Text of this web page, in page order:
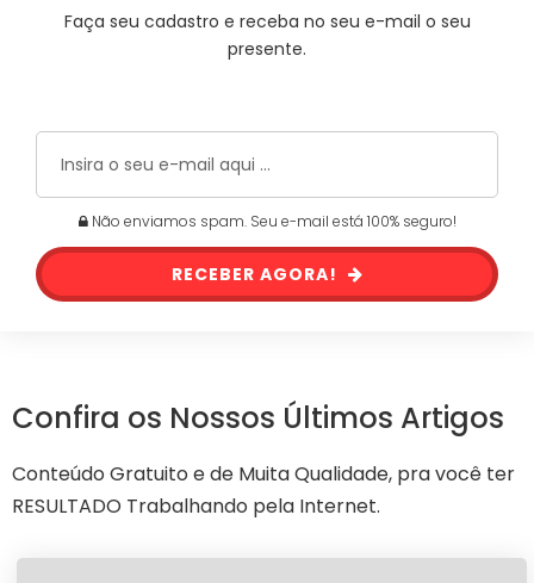
Faça seu cadastro e receba no seu e-mail o seu
presente.
Não enviamos spam. Seu e-mail está 100% seguro!
RECEBER AGORA!
Confira os Nossos Últimos Artigos
Conteúdo Gratuito e de Muita Qualidade, pra você ter
RESULTADO Trabalhando pela Internet.